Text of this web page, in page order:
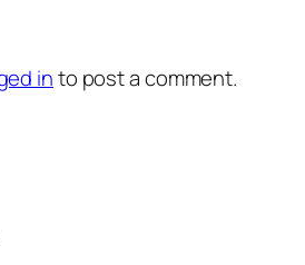
into post a comment.